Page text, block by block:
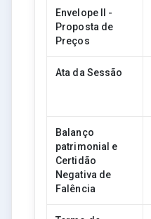
Envelope II -
Proposta de
Preços
Ata da Sessão
Balanço
patrimonial e
Certidão
Negativa de
Falência